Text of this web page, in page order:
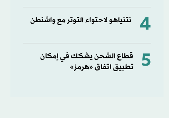
4 نتنياهو لاحتواء التوتر مع واشنطن
5
قطاع الشحن يشكك في إمكان
تطبيق اتفاق «هرمز»